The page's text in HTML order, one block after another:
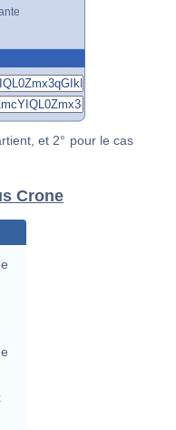
et 2° pour le cas
Crone